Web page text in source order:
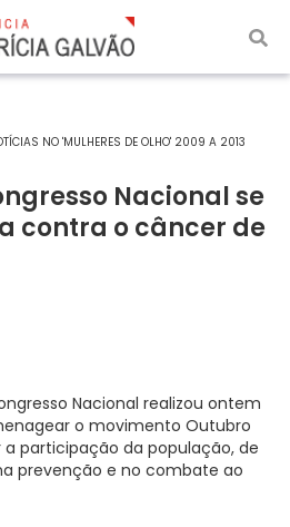
NO 'MULHERES DE OLHO' 2009 A 2013
Nacional se
contra o câncer de
Nacional realizou ontem
o movimento Outubro
a participação da população, de
prevenção e no combate ao